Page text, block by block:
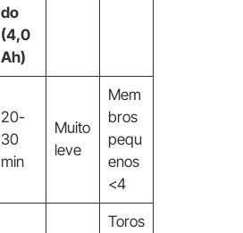
do
(4,0
Ah)
20-
30
min
Muito
leve
Mem
bros
pequ
enos
<4
Toros